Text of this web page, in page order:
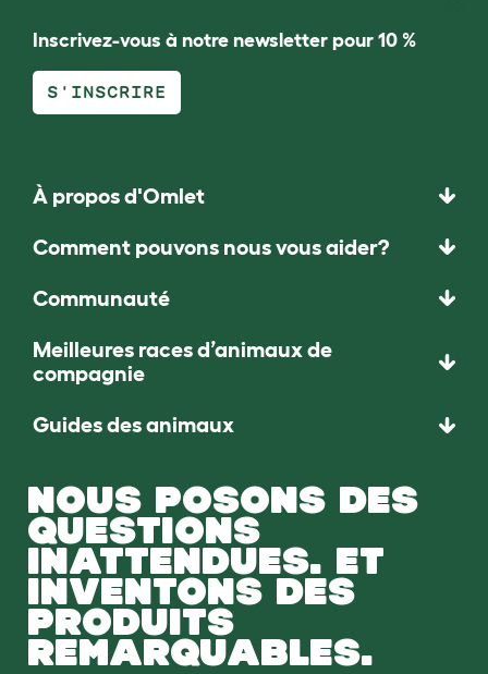
Inscrivez-vous à notre newsletter pour 10 %
S'INSCRIRE
À propos d'Omlet
Comment pouvons nous vous aider?
Communauté
Meilleures races d’animaux de
compagnie
Guides des animaux
NOUS POSONS DES
QUESTIONS
INATTENDUES. ET
INVENTONS DES
PRODUITS
REMARQUABLES.